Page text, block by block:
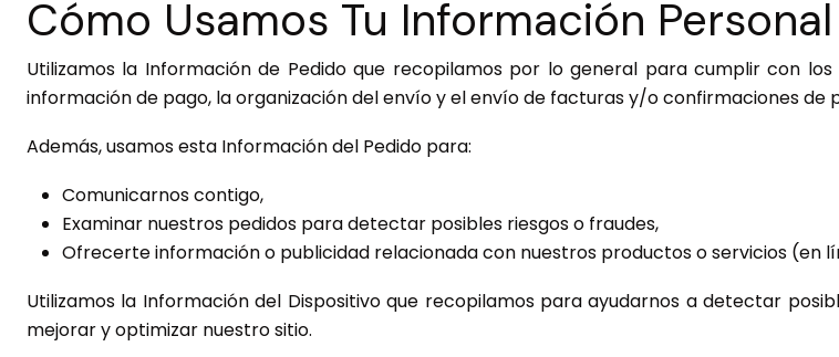
Cómo Usamos Tu Información Personal
Utilizamos la Información de Pedido que recopilamos por lo general para cumplir con
información de pago, la organización del envío y el envío de facturas y/o confirmaciones de
Además, usamos esta Información del Pedido para:
Comunicarnos contigo,
Examinar nuestros pedidos para detectar posibles riesgos o fraudes,
Ofrecerte información o publicidad relacionada con nuestros productos o servicios (en
Utilizamos la Información del Dispositivo que recopilamos para ayudarnos a detectar
mejorar y optimizar nuestro sitio.